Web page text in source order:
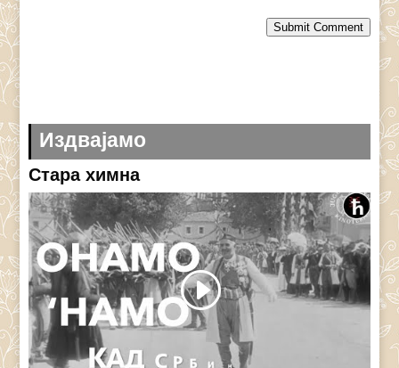
Submit Comment
Издвајамо
Стара химна